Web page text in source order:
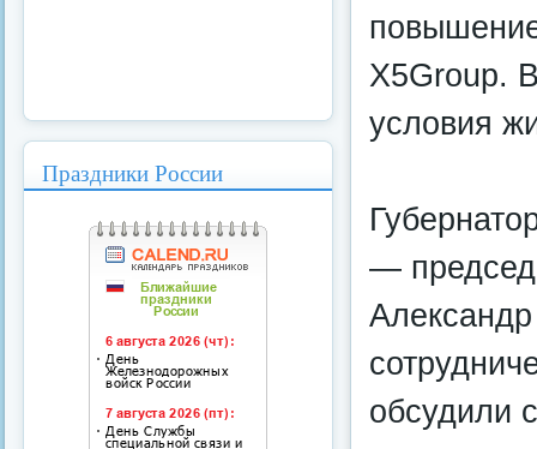
X5Group.
условия
—
обсудили
Праздники России